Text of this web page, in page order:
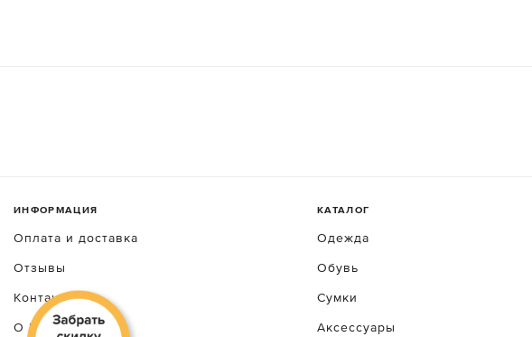
ИНФОРМАЦИЯ
Оплата и доставка
Отзывы
Контакты
О luxecrime
КАТАЛОГ
Одежда
Обувь
Сумки
Аксессуары